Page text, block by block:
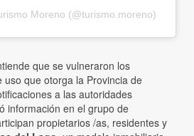
Moreno (@turismo.moreno)
que se vulneraron los
que otorga la Provincia de
a las autoridades
información en el grupo de
propietarios /as, residentes y